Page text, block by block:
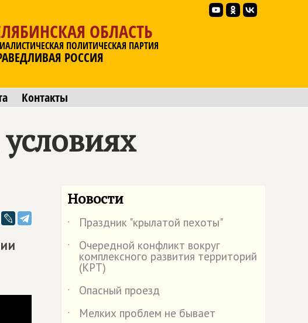
ОБЛАСТЬ
ПОЛИТИЧЕСКАЯ ПАРТИЯ
РОССИЯ
Контакты
Новости
˙
Праздник "крылатой пехоты"
˙
Очередной конфликт вокруг
комплексного развития территорий
(КРТ)
˙
Опасный проезд
˙
Мелких проблем не бывает